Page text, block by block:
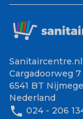
Sanitaircentre.nl
Cargadoorweg 7
6541 BT
Nederland
phone 024 - 206